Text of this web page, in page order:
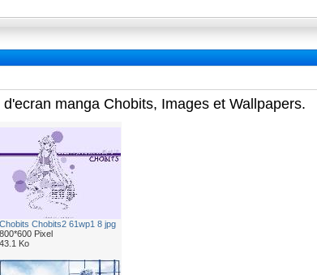
manga Chobits, Images et Wallpapers.
Chobits Chobits2 61wp1 8 jpg
800*600 Pixel
43.1 Ko